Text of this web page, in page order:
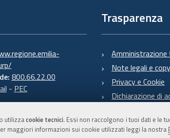
utilizzacookie tecnici. Essi non raccolgono i tuoi dati e le
maggiori informazioni sui cookie utilizzati leggi la nostra
800.66.22.00
- PEC
Trasparenza
Note legali e
Privacy e Cookie
Dichiarazione di